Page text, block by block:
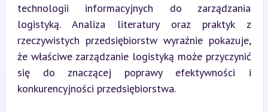
technologii informacyjnych do zarządzania
logistyką. Analiza literatury oraz praktyk z
rzeczywistych przedsiębiorstw wyraźnie pokazuje,
że właściwe zarządzanie logistyką może przyczynić
się do znaczącej poprawy efektywności i
konkurencyjności przedsiębiorstwa.